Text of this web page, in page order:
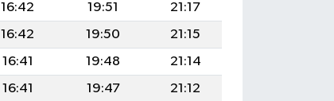
16:42 19:51
21:17
16:42 19:50
21:15
16:41 19:48
21:14
16:41 19:47
21:12